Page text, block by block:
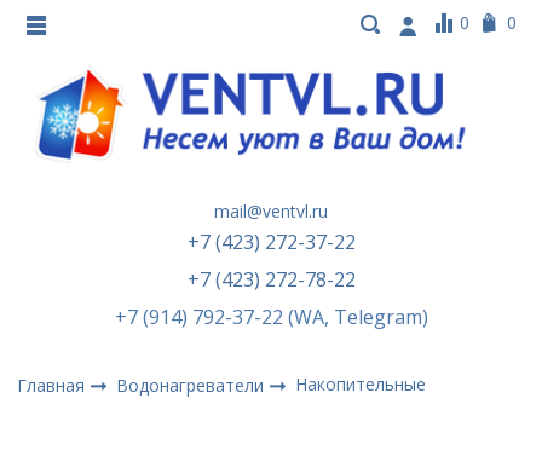
0 0
mail@ventvl.ru
+7 (423) 272-37-22
+7 (423) 272-78-22
+7 (914) 792-37-22 (WA, Telegram)
Главная Водонагреватели Накопительные